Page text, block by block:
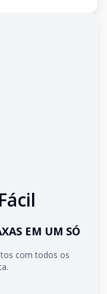
EM UM SÓ
com todos os